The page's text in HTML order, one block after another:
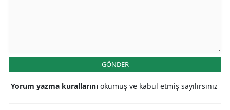
GÖNDER
Yorum yazma kurallarını okumuş ve kabul etmiş sayılırsınız